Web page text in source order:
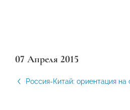
07 Апреля 2015
Россия-Китай: ориентация на